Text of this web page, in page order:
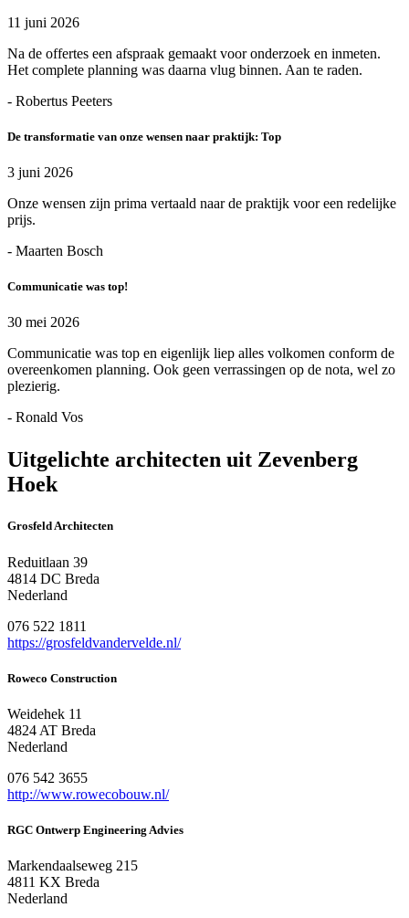
11 juni 2026
Na de offertes een afspraak gemaakt voor onderzoek en inmeten.
Het complete planning was daarna vlug binnen. Aan te raden.
- Robertus Peeters
De transformatie van onze wensen naar praktijk: Top
3 juni 2026
Onze wensen zijn prima vertaald naar de praktijk voor een redelijke
prijs.
- Maarten Bosch
Communicatie was top!
30 mei 2026
Communicatie was top en eigenlijk liep alles volkomen conform de
overeenkomen planning. Ook geen verrassingen op de nota, wel zo
plezierig.
- Ronald Vos
Uitgelichte architecten uit Zevenberg
Hoek
Grosfeld Architecten
Reduitlaan 39
4814 DC Breda
Nederland
076 522 1811
https://grosfeldvandervelde.nl/
Roweco Construction
Weidehek 11
4824 AT Breda
Nederland
076 542 3655
http://www.rowecobouw.nl/
RGC Ontwerp Engineering Advies
Markendaalseweg 215
4811 KX Breda
Nederland